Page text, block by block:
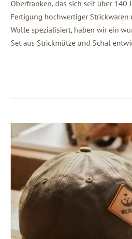
Oberfranken, das sich seit über 140
Fertigung hochwertiger Strickwaren
Wolle spezialisiert, haben wir ein
Set aus Strickmütze und Schal